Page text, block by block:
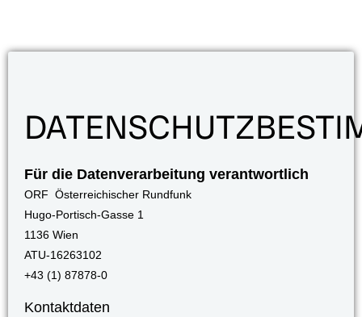
Für die Datenverarbeitung verantwortlich
ORF Österreichischer Rundfunk
Hugo-Portisch-Gasse 1
1136 Wien
ATU-16263102
+43 (1) 87878-0
Kontaktdaten